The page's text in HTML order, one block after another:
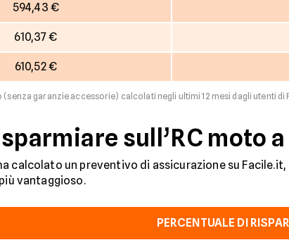
594,43 €
610,37 €
610,52 €
(senza garanzie accessorie) calcolati negli ultimi 12 mesi dagli utenti
sull’RC moto a
calcolato un preventivo di assicurazione su
vantaggioso.
PERCENTUALE DI